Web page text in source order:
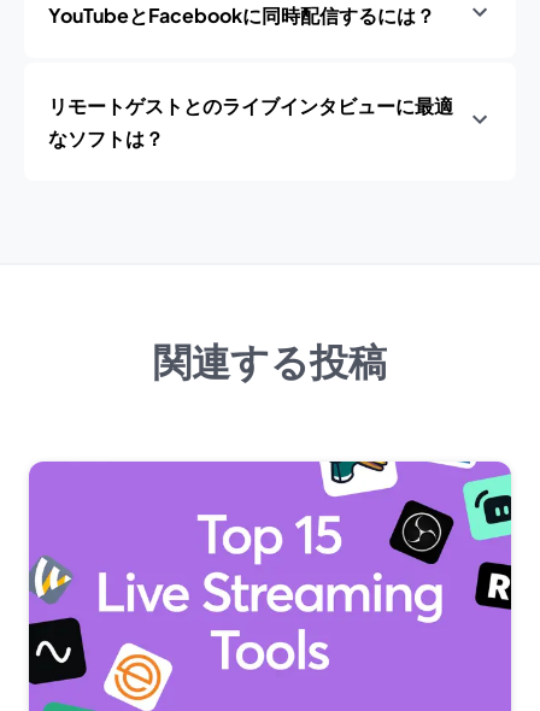
YouTubeとFacebookに同時配信するには？
リモートゲストとのライブインタビューに最適
なソフトは？
関連する投稿